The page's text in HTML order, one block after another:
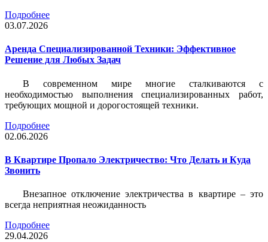
Подробнее
03.07.2026
Аренда Специализированной Техники: Эффективное
Решение для Любых Задач
В современном мире многие сталкиваются с
необходимостью выполнения специализированных работ,
требующих мощной и дорогостоящей техники.
Подробнее
02.06.2026
В Квартире Пропало Электричество: Что Делать и Куда
Звонить
Внезапное отключение электричества в квартире – это
всегда неприятная неожиданность
Подробнее
29.04.2026